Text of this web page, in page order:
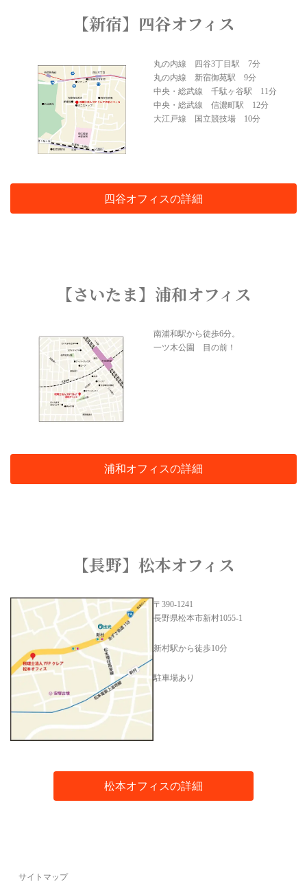
【新宿】四谷オフィス
丸の内線 四谷3丁目駅 7分
丸の内線 新宿御苑駅 9分
中央・総武線 千駄ヶ谷駅 11分
中央・総武線 信濃町駅 12分
大江戸線 国立競技場 10分
四谷オフィスの詳細
【さいたま】浦和オフィス
南浦和駅から徒歩6分。
一ツ木公園 目の前！
浦和オフィスの詳細
【長野】松本オフィス
〒390-1241
長野県松本市新村1055-1
新村駅から徒歩10分
駐車場あり
松本オフィスの詳細
サイトマップ